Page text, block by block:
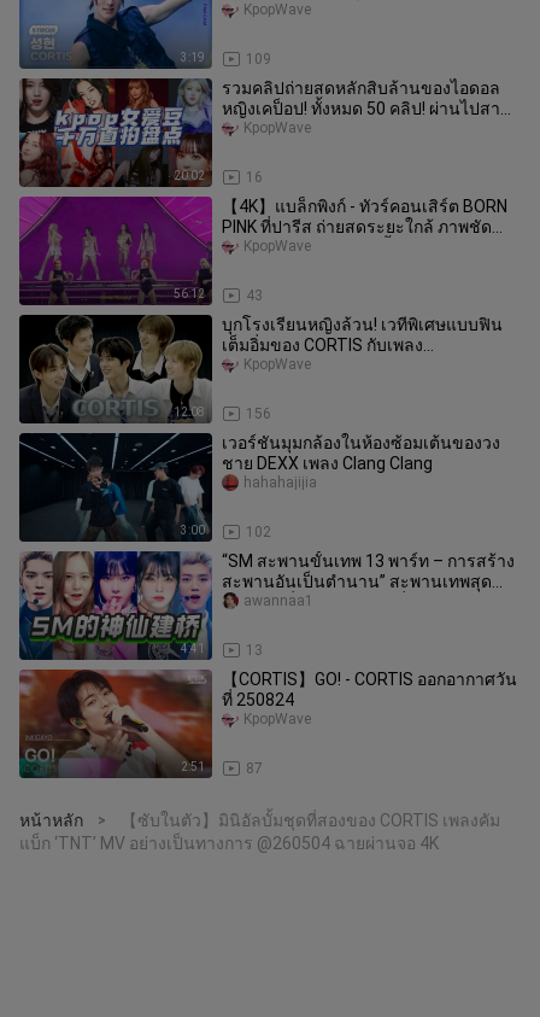
3:19 109
KpopWave
20:02
รวมคลิปถ่ายสดหลักสิบล้านของไอดอล
หญิงเคป็อป! ทั้งหมด 50 คลิป! ผ่านไปสาม
เดือน คลิปถ่ายสดเพลง “Flower”
16
KpopWave
56:12
【4K】แบล็กพิงก์ - ทัวร์คอนเสิร์ต BORN
PINK ที่ปารีส ถ่ายสดระยะใกล้ ภาพชัด
ระดับ HD (ไม่มีโซโล่) ทั้งโช
43
KpopWave
12:08
บุกโรงเรียนหญิงล้วน! เวทีพิเศษแบบฟิน
เต็มอิ่มของ CORTIS กับเพลง
“GO!+FaSHioN+YCC+FaSHioN (แอน
156
KpopWave
3:00
เวอร์ชันมุมกล้องในห้องซ้อมเต้นของวง
ชาย DEXX เพลง Clang Clang
102
hahahajijia
4:41
“SM สะพานขั้นเทพ 13 พาร์ท – การสร้าง
สะพานอันเป็นตำนาน” สะพานเทพสุด
คลาสสิกที่ไม่มีวันตกยุค! นี่แหละคื
13
awannaa1
2:51
【CORTIS】GO! - CORTIS ออกอากาศวัน
ที่ 250824
87
KpopWave
หน้าหลัก >
【ซับในตัว】มินิอัลบั้มชุดที่สองของ CORTIS เพลงคัม
แบ็ก ‘TNT’ MV อย่างเป็นทางการ @260504 ฉายผ่านจอ 4K